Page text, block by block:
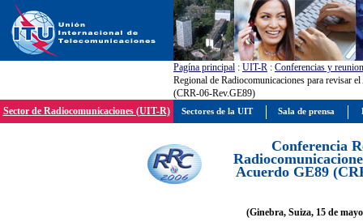
Pagína principal : UIT-R : Conferencias y
Regional de Radiocomunicaciones para revisar
(CRR-06-Rev.GE89)
Sector de Radiocomunicaciones (UIT-R)
Conferencia
Acuerdo GE89
(Ginebra, Suiza, 15 de
Sectores de la UIT Sala de prensa